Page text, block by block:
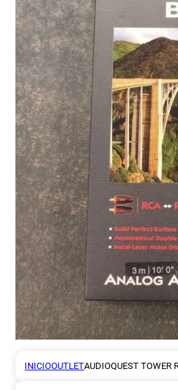
INICIOOUTLETAUDIOQUEST TOWER